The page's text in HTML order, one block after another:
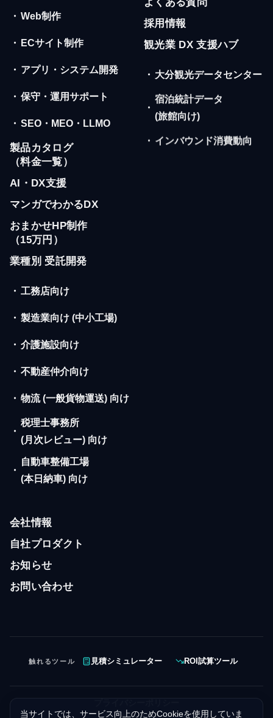
・ Web制作
・ ECサイト制作
・ アプリ・システム開発
・ 保守・運用サポート
・ SEO・MEO・LLMO
製品カタログ
（料金一覧）
AI・DX支援
マンガでわかるDX
おまかせHP制作
（15万円）
業種別 受託開発
・ 工務店向け
・ 製造業向け (中小工場)
・ 介護施設向け
・ 不動産仲介向け
・ 物流 (一般貨物運送) 向け
・
税理士事務所
(月次レビュー) 向け
・
自動車整備工場
(本日納車) 向け
よくある質問
採用情報
観光業 DX 支援ハブ
・ 大分観光データセンター
・
宿泊統計データ
(旅館向け)
・ インバウンド消費動向
会社情報
自社プロダクト
お知らせ
お問い合わせ
触れるツール 見積シミュレーター ROI試算ツール
当サイトでは、サービス向上のためCookieを使用していま